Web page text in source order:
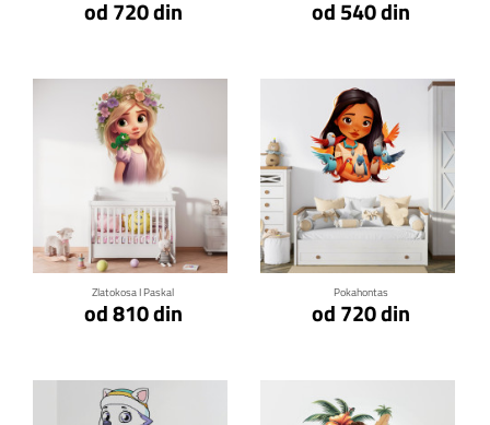
od 720 din od 540 din
Zlatokosa I Paskal
od 810 din
Klikni za detalje
Pokahontas
od 720 din
Klikni za detalje